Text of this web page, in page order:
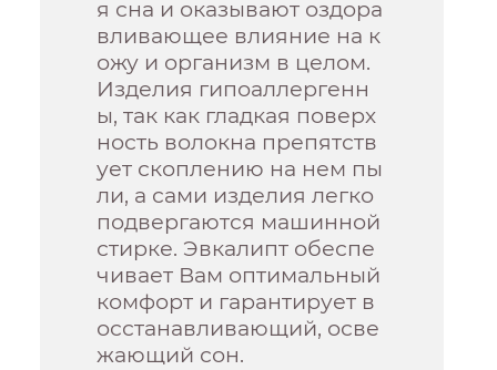
я сна и оказывают оздора
вливающее влияние на к
ожу и организм в целом.
Изделия гипоаллергенн
ы, так как гладкая поверх
ность волокна препятств
ует скоплению на нем пы
ли, а сами изделия легко
подвергаются машинной
стирке. Эвкалипт обеспе
чивает Вам оптимальный
комфорт и гарантирует в
осстанавливающий, осве
жающий сон.